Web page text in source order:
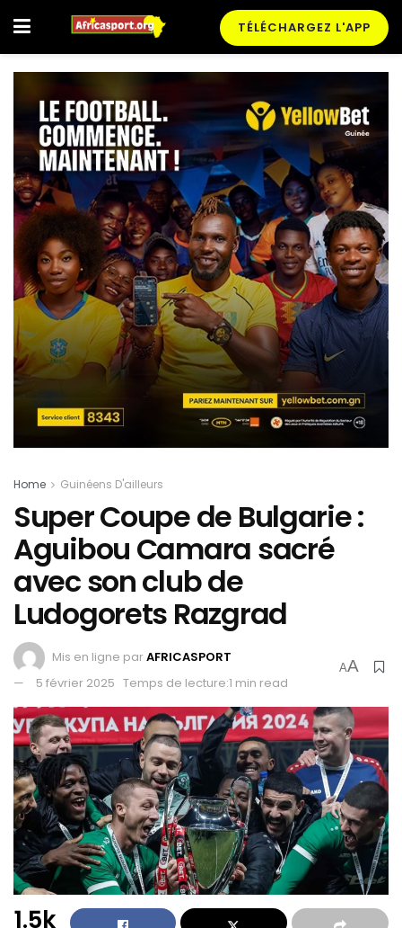
TÉLÉCHARGEZ L'APP
Home Guinéens D'ailleurs
Super Coupe de Bulgarie :
Aguibou Camara sacré
avec son club de
Ludogorets Razgrad
Mis en ligne parAFRICASPORT
5 février 2025 Temps de lecture:1 min read
AA
1.5k